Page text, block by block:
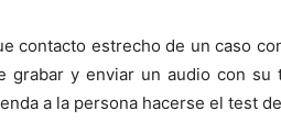
contacto estrecho de un caso
grabar y enviar un audio con
a la persona hacerse el test